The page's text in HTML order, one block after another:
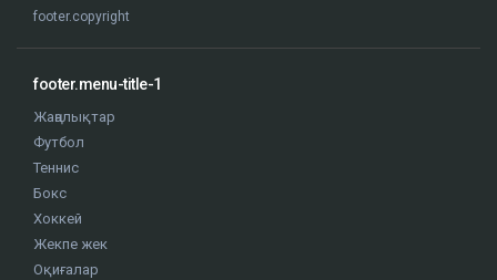
footer.copyright
footer.menu-title-1
Жаңалықтар
Футбол
Теннис
Бокс
Хоккей
Жекпе жек
Оқиғалар